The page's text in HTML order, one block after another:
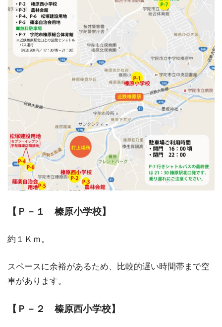
【Ｐ－１ 榛原小学校】
約１Ｋｍ。
スペースに余裕があるため、比較的遅い時間帯まで空
車があります。
【Ｐ－２ 榛原西小学校】